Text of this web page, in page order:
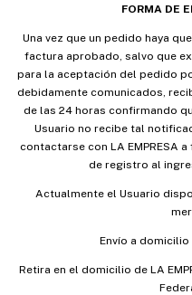
FORMA DE
Una vez que un pedido haya
factura aprobado, salvo que
para la aceptación del pedido
debidamente comunicados,
de las 24 horas confirmando
Usuario no recibe tal
contactarse con LA EMPRESA
de registro al
Actualmente el Usuario
Envío a
Retira en el domicilio de LA